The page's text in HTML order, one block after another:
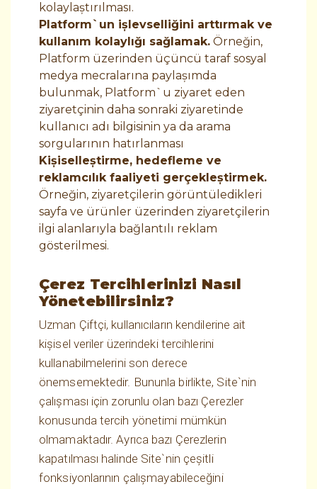
kolaylaştırılması.
Platform`un işlevselliğini arttırmak ve
kullanım kolaylığı sağlamak. Örneğin,
Platform üzerinden üçüncü taraf sosyal
medya mecralarına paylaşımda
bulunmak, Platform`u ziyaret eden
ziyaretçinin daha sonraki ziyaretinde
kullanıcı adı bilgisinin ya da arama
sorgularının hatırlanması
Kişiselleştirme, hedefleme ve
reklamcılık faaliyeti gerçekleştirmek.
Örneğin, ziyaretçilerin görüntüledikleri
sayfa ve ürünler üzerinden ziyaretçilerin
ilgi alanlarıyla bağlantılı reklam
gösterilmesi.
Çerez Tercihlerinizi Nasıl
Yönetebilirsiniz?
Uzman Çiftçi, kullanıcıların kendilerine ait
kişisel veriler üzerindeki tercihlerini
kullanabilmelerini son derece
önemsemektedir. Bununla birlikte, Site`nin
çalışması için zorunlu olan bazı Çerezler
konusunda tercih yönetimi mümkün
olmamaktadır. Ayrıca bazı Çerezlerin
kapatılması halinde Site`nin çeşitli
fonksiyonlarının çalışmayabileceğini